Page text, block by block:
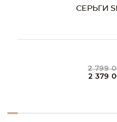
СЕРЬГИ
2 799
2 379